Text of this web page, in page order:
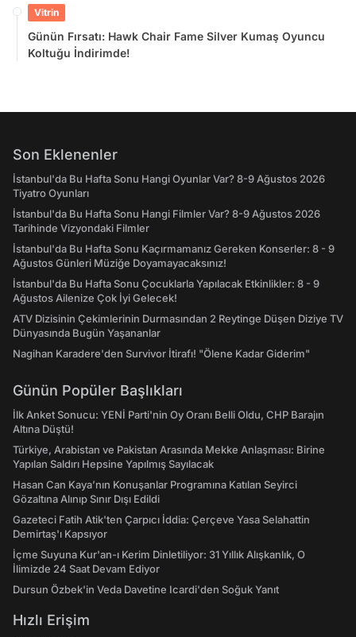
Vitrin
Günün Fırsatı: Hawk Chair Fame Silver Kumaş Oyuncu
Koltuğu İndirimde!
Son Eklenenler
İstanbul'da Bu Hafta Sonu Hangi Oyunlar Var? 8-9 Ağustos 2026
Tiyatro Oyunları
İstanbul'da Bu Hafta Sonu Hangi Filmler Var? 8-9 Ağustos 2026
Tarihinde Vizyondaki Filmler
İstanbul'da Bu Hafta Sonu Kaçırmamanız Gereken Konserler: 8 - 9
Ağustos Günleri Müziğe Doyamayacaksınız!
İstanbul'da Bu Hafta Sonu Çocuklarla Yapılacak Etkinlikler: 8 - 9
Ağustos Ailenize Çok İyi Gelecek!
ATV Dizisinin Çekimlerinin Durmasından 2 Reytinge Düşen Diziye TV
Dünyasında Bugün Yaşananlar
Nagihan Karadere'den Survivor İtirafı! "Ölene Kadar Giderim"
Günün Popüler Başlıkları
İlk Anket Sonucu: YENİ Parti'nin Oy Oranı Belli Oldu, CHP Barajın
Altına Düştü!
Türkiye, Arabistan ve Pakistan Arasında Mekke Anlaşması: Birine
Yapılan Saldırı Hepsine Yapılmış Sayılacak
Hasan Can Kaya’nın Konuşanlar Programına Katılan Seyirci
Gözaltına Alınıp Sınır Dışı Edildi
Gazeteci Fatih Atik'ten Çarpıcı İddia: Çerçeve Yasa Selahattin
Demirtaş'ı Kapsıyor
İçme Suyuna Kur'an-ı Kerim Dinletiliyor: 31 Yıllık Alışkanlık, O
İlimizde 24 Saat Devam Ediyor
Dursun Özbek'in Veda Davetine Icardi'den Soğuk Yanıt
Hızlı Erişim